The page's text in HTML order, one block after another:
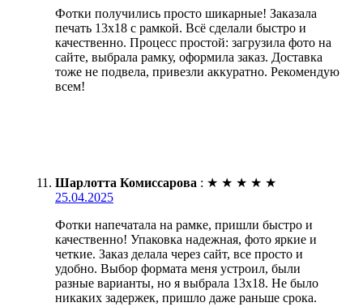
Фотки получились просто шикарные! Заказала
печать 13х18 с рамкой. Всё сделали быстро и
качественно. Процесс простой: загрузила фото на
сайте, выбрала рамку, оформила заказ. Доставка
тоже не подвела, привезли аккуратно. Рекомендую
всем!
Шарлотта Комиссарова : ★ ★ ★ ★ ★
25.04.2025
Фотки напечатала на рамке, пришли быстро и
качественно! Упаковка надежная, фото яркие и
четкие. Заказ делала через сайт, все просто и
удобно. Выбор формата меня устроил, были
разные варианты, но я выбрала 13х18. Не было
никаких задержек, пришло даже раньше срока.